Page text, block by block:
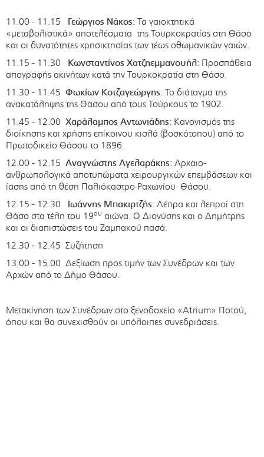
11.00 - 11.15 Γεώργιος Νάκος: Τα γαιοκτητικά
«μεταβολιστικά» αποτελέσματα της Τουρκοκρατίας στη Θάσο
και οι δυνατότητες χρησικτησίας των τέως οθωμανικών γαιών.
11.15 - 11.30 Κωνσταντίνος Χατζηεμμανουήλ: Προσπάθεια
απογραφής ακινήτων κατά την Τουρκοκρατία στη Θάσο.
11.30 - 11.45 Φωκίων Κοτζαγεώργης: Το διάταγμα της
ανακατάληψης της Θάσου από τους Τούρκους το 1902.
11.45 - 12.00 Χαράλαμπος Αντωνιάδης: Κανονισμός της
διοίκησης και χρήσης επίκοινου κισλά (βοσκότοπου) από το
Πρωτοδικείο Θάσου το 1896.
12.00 - 12.15 Αναγνώστης Αγελαράκης: Αρχαιο-
ανθρωπολογικά αποτυπώματα χειρουργικών επεμβάσεων και
ίασης από τη θέση Παλιόκαστρο Ραχωνίου Θάσου.
12.15 - 12.30 Ιωάννης Μπακιρτζής: Λέπρα και λεπροί στη
Θάσο στα τέλη του 19ου αιώνα. Ο Διονύσης και ο Δημήτρης
και οι διαπιστώσεις του Ζαμπακού πασά.
12.30 - 12.45 Συζήτηση
13.00 - 15.00 Δεξίωση προς τιμήν των Συνέδρων και των
Αρχών από το Δήμο Θάσου.
Μετακίνηση των Συνέδρων στο ξενοδοχείο «Atrium» Ποτού,
όπου και θα συνεχισθούν οι υπόλοιπες συνεδριάσεις.